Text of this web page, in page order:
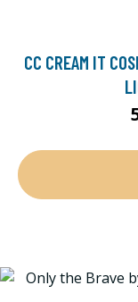
CC CREAM IT